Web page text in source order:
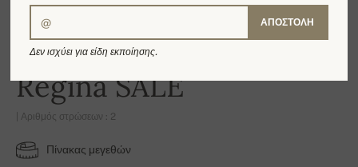
-16%
Regina SALE
| Αριθμός στρώσεων : 2
Πίνακας μεγεθών
ΑΠΟΣΤΟΛΉ
Δεν ισχύει για είδη εκποίησης.